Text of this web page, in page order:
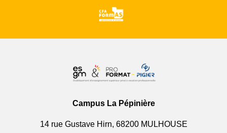
Campus La Pépinière
14 rue Gustave Hirn, 68200 MULHOUSE